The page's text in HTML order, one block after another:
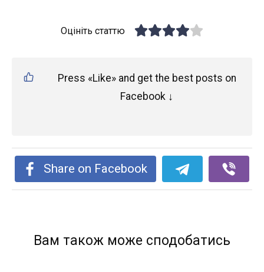
Оцініть статтю
Press «Like» and get the best posts on
Facebook ↓
Share on Facebook
Вам також може сподобатись